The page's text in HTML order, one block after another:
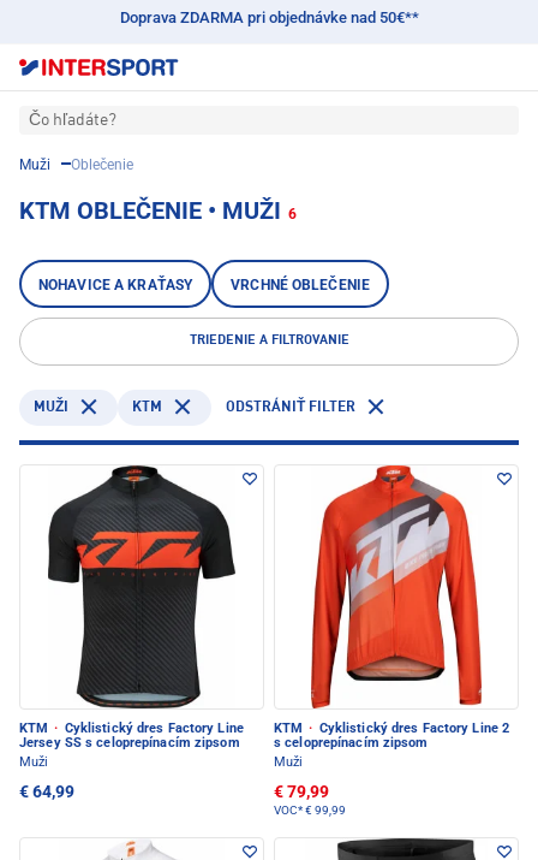
Doprava ZDARMA pri objednávke nad 50€**
Čo hľadáte?
Muži Oblečenie
KTM OBLEČENIE • MUŽI 6
NOHAVICE A KRAŤASY VRCHNÉ OBLEČENIE
TRIEDENIE A FILTROVANIE
MUŽI KTM ODSTRÁNIŤ FILTER
KTM · Cyklistický dres Factory Line
Jersey SS s celoprepínacím zipsom
Muži
€ 64,99
KTM · Cyklistický dres Factory Line 2
s celoprepínacím zipsom
Muži
€ 79,99
VOC*€ 99,99